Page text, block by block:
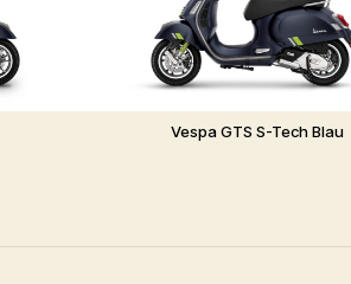
Vespa GTS S-Tech Blau